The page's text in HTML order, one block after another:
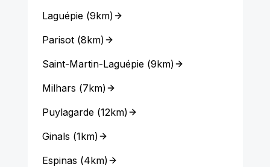
Laguépie(9km)
Parisot(8km)
Saint-Martin-Laguépie(9km)
Milhars (7km)
Puylagarde(12km)
Ginals (1km)
Espinas (4km)